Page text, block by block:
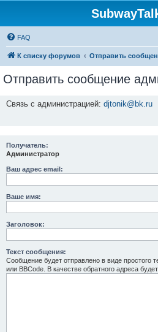
FAQ
К списку форумов Отправить
Отправить сообщение
Связь с администрацией: djtonik@bk.ru
Получатель:
Администратор
Ваш адрес email:
Ваше имя:
Заголовок:
Текст сообщения:
Сообщение будет отправлено в виде простого
или BBCode. В качестве обратного адреса